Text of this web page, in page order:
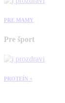
PRE MAMY
Pre šport
PROTEÍN +